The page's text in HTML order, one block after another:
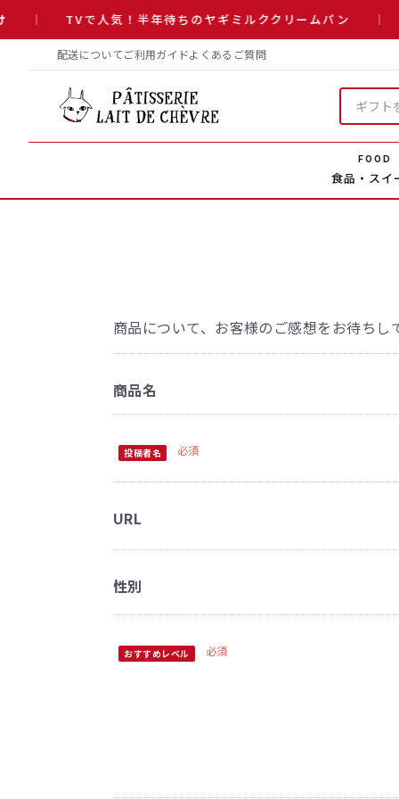
TVで人気！半年待ちのヤギミルククリームパン
配送についてご利用ガイドよくあるご質問
FOOD
食品・スイ
商品について、お客様のご感想をお待ちし
商品名
投稿者名 必須
URL
性別
おすすめレベル 必須